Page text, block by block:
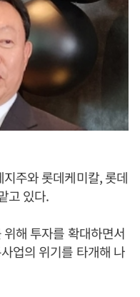
주와 롯데케미칼, 롯데
고 있다.
해 투자를 확대하면서
업의 위기를 타개해 나